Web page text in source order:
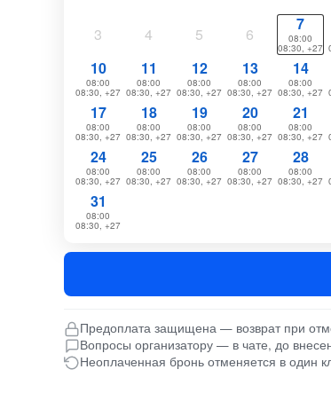
3 4 5 6
7
08:00
08:30, +27
10
08:00
08:30, +27
11
08:00
08:30, +27
12
08:00
08:30, +27
13
08:00
08:30, +27
14
08:00
08:30, +27
17
08:00
08:30, +27
18
08:00
08:30, +27
19
08:00
08:30, +27
20
08:00
08:30, +27
21
08:00
08:30, +27
24
08:00
08:30, +27
25
08:00
08:30, +27
26
08:00
08:30, +27
27
08:00
08:30, +27
28
08:00
08:30, +27
31
08:00
08:30, +27
Предоплата защищена — возврат при
Вопросы организатору — в чате, до
Неоплаченная бронь отменяется в один